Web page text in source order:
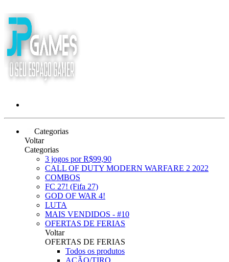
Categorias
Voltar
Categorias
3 jogos por R$99,90
CALL OF DUTY MODERN WARFARE 2 2022
COMBOS
FC 27! (Fifa 27)
GOD OF WAR 4!
LUTA
MAIS VENDIDOS - #10
OFERTAS DE FERIAS
Voltar
OFERTAS DE FERIAS
Todos os produtos
AÇÃO/TIRO